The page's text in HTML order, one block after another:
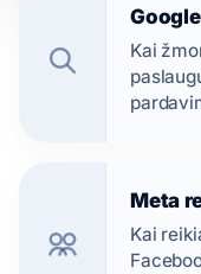
Kai
Meta
Kai